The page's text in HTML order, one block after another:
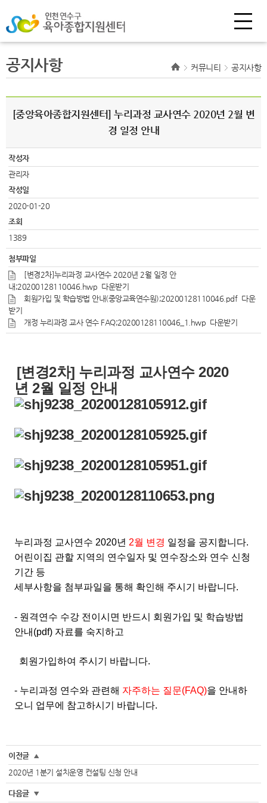
공지사항 커뮤니티 공지사항
[중앙육아종합지원센터] 누리과정 교사연수 2020년 2월 변
경 일정 안내
작성자
관리자
작성일
2020-01-20
조회
1389
첨부파일
[변경2차]누리과정 교사연수 2020년 2월 일정 안
내;20200128110046.hwp 다운받기
회원가입 및 학습방법 안내(중앙교육연수원);20200128110046.pdf 다운
받기
개정 누리과정 교사 연수 FAQ;20200128110046_1.hwp 다운받기
[변경2차] 누리과정 교사연수 2020
년 2월 일정 안내
누리과정 교사연수 2020년 2월 변경 일정을 공지합니다.
어린이집 관할 지역의 연수일자 및 연수장소와 연수 신청
기간 등
세부사항을 첨부파일을 통해 확인해 주시기 바랍니다.
- 원격연수 수강 전이시면 반드시 회원가입 및 학습방법
안내(pdf) 자료를 숙지하고
회원가입하여 주시기 바랍니다.
- 누리과정 연수와 관련해 자주하는 질문(FAQ)을 안내하
오니 업무에 참고하시기 바랍니다.
이전글 ▲
2020년 1분기 설치운영 컨설팅 신청 안내
다음글 ▼